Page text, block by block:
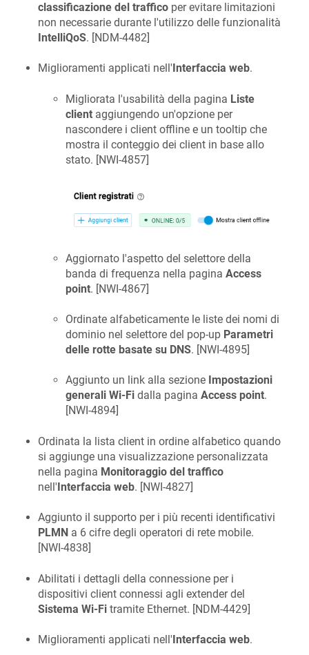
classificazione del traffico per evitare limitazioni
non necessarie durante l'utilizzo delle funzionalità
IntelliQoS. [NDM-4482]
Miglioramenti applicati nell' Interfaccia web.
Migliorata l'usabilità della pagina Liste
client aggiungendo un'opzione per
nascondere i client offline e un tooltip che
mostra il conteggio dei client in base allo
stato. [NWI-4857]
Aggiornato l'aspetto del selettore della
banda di frequenza nella pagina Access
point. [NWI-4867]
Ordinate alfabeticamente le liste dei nomi di
dominio nel selettore del pop-up Parametri
delle rotte basate su DNS. [NWI-4895]
Aggiunto un link alla sezione Impostazioni
generali Wi-Fi dalla pagina Access point.
[NWI-4894]
Ordinata la lista client in ordine alfabetico quando
si aggiunge una visualizzazione personalizzata
nella pagina Monitoraggio del traffico
nell'Interfaccia web. [NWI-4827]
Aggiunto il supporto per i più recenti identificativi
PLMN a 6 cifre degli operatori di rete mobile.
[NWI-4838]
Abilitati i dettagli della connessione per i
dispositivi client connessi agli extender del
Sistema Wi-Fi tramite Ethernet. [NDM-4429]
Miglioramenti applicati nell'Interfaccia web.